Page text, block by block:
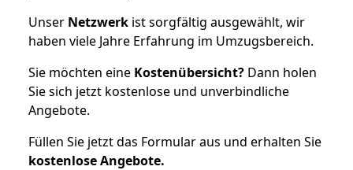
Unser Netzwerk ist sorgfältig ausgewählt, wir
haben viele Jahre Erfahrung im Umzugsbereich.
Sie möchten eine Kostenübersicht? Dann holen
Sie sich jetzt kostenlose und unverbindliche
Angebote.
Füllen Sie jetzt das Formular aus und erhalten Sie
kostenloseAngebote.